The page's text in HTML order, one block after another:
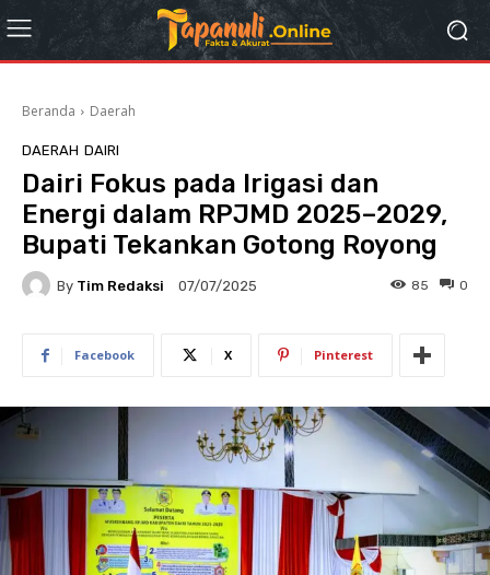
Beranda Daerah
DAERAH DAIRI
Dairi Fokus pada Irigasi dan
Energi dalam RPJMD 2025–2029,
Bupati Tekankan Gotong Royong
By Tim Redaksi 07/07/2025 0
85
Facebook X Pinterest